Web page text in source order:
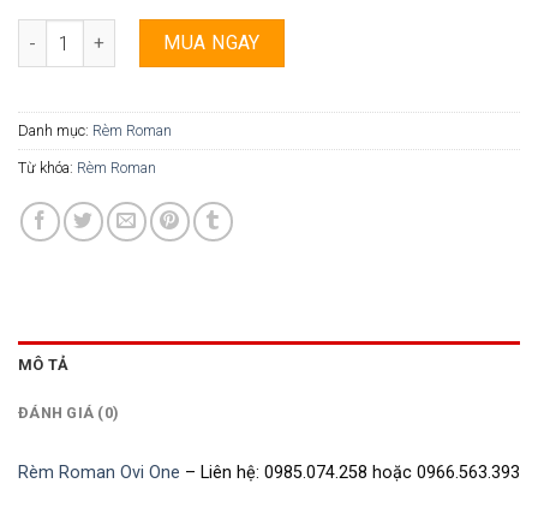
Rèm Roman Ovi One - 20 số lượng
MUA NGAY
Danh mục: Rèm Roman
Từ khóa: Rèm Roman
MÔ TẢ
ĐÁNH GIÁ (0)
Rèm Roman Ovi One – Liên hệ: 0985.074.258 hoặc 0966.563.393